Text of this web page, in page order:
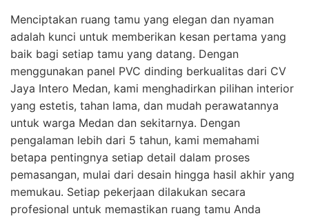
Menciptakan ruang tamu yang elegan dan nyaman
adalah kunci untuk memberikan kesan pertama yang
baik bagi setiap tamu yang datang. Dengan
menggunakan panel PVC dinding berkualitas dari CV
Jaya Intero Medan, kami menghadirkan pilihan interior
yang estetis, tahan lama, dan mudah perawatannya
untuk warga Medan dan sekitarnya. Dengan
pengalaman lebih dari 5 tahun, kami memahami
betapa pentingnya setiap detail dalam proses
pemasangan, mulai dari desain hingga hasil akhir yang
memukau. Setiap pekerjaan dilakukan secara
profesional untuk memastikan ruang tamu Anda